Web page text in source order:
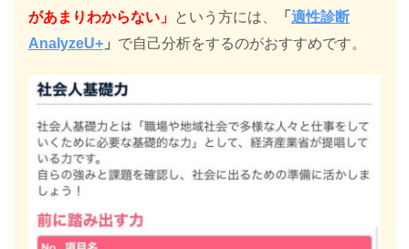
があまりわからない」 という方には、 「 適性診断
AnalyzeU+ 」 で自己分析をするのがおすすめです。